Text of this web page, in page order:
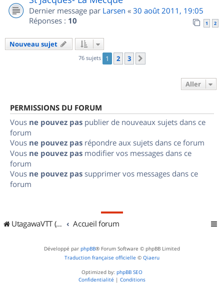
Dernier message par Larsen « 30 août 2011, 19:05
Réponses : 10 1 2
Nouveau sujet
76 sujets 1 2 3
Aller
PERMISSIONS DU FORUM
Vous ne pouvez pas publier de nouveaux sujets dans ce
forum
Vous ne pouvez pas répondre aux sujets dans ce forum
Vous ne pouvez pas modifier vos messages dans ce
forum
Vous ne pouvez pas supprimer vos messages dans ce
forum
UtagawaVTT (Randos VTT et VTTAE avec traces GPS) Accueil forum
Développé par phpBB® Forum Software © phpBB Limited
Traduction française officielle © Qiaeru
Optimized by: phpBB SEO
Confidentialité | Conditions